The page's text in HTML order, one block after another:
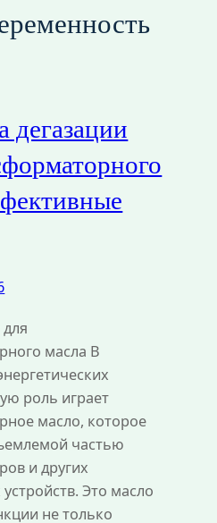
дегазации
масла В
роль играет
масло, которое
частью
и других
Это масло
не только